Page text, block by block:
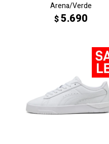
Arena/Verde
$5.690